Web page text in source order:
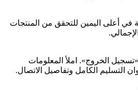
في أعلى اليمين للتحقق من المنتجات
الخروج». املأ المعلومات
التسليم الكامل وتفاصيل الاتصال.